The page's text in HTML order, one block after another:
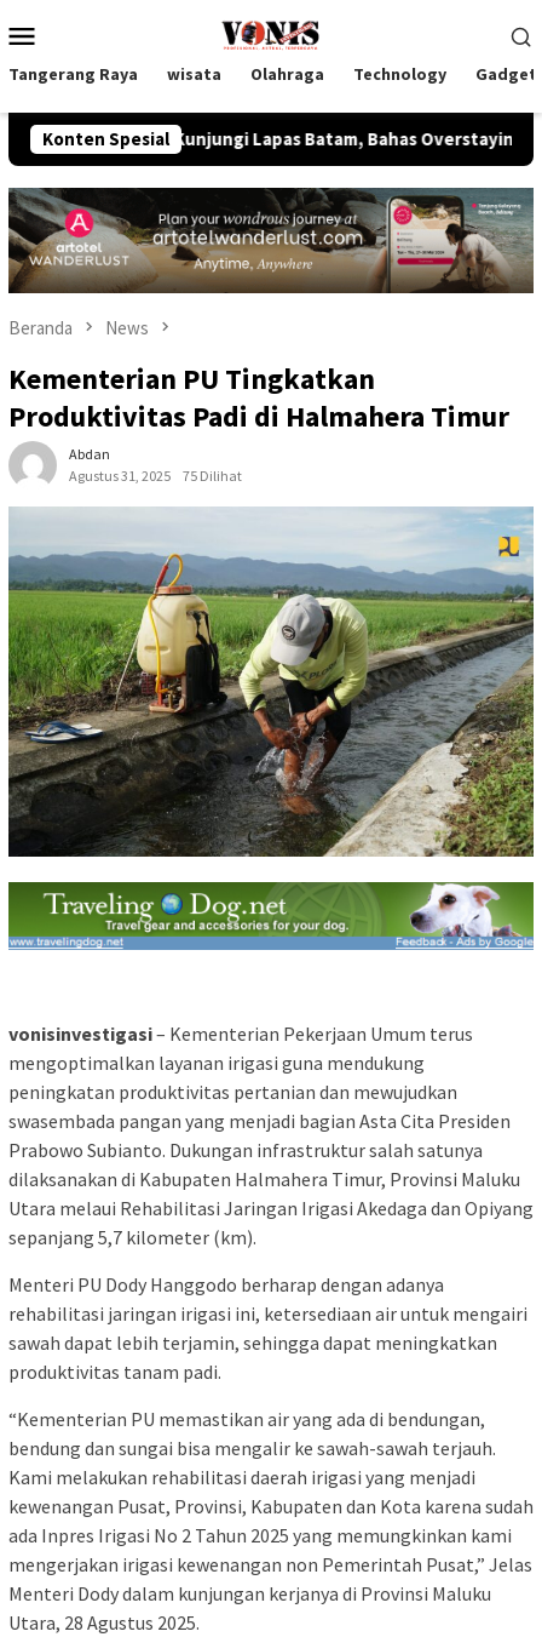
ke
Mobile
Tangerang Raya wisata Olahraga Technology
Konten Spesial
Kunjungi Lapas Batam, Bahas Overstaying dan KUHP
Beranda News
Kementerian PU Tingkatkan
Produktivitas Padi di Halmahera Timur
Abdan
Agustus 31, 2025
75 Dilihat
vonisinvestigasi– Kementerian Pekerjaan Umum terus
mengoptimalkan layanan irigasi guna mendukung
peningkatan produktivitas pertanian dan mewujudkan
swasembada pangan yang menjadi bagian Asta Cita Presiden
Prabowo Subianto. Dukungan infrastruktur salah satunya
dilaksanakan di Kabupaten Halmahera Timur, Provinsi Maluku
Utara melaui Rehabilitasi Jaringan Irigasi Akedaga dan Opiyang
sepanjang 5,7 kilometer (km).
Menteri PU Dody Hanggodo berharap dengan adanya
rehabilitasi jaringan irigasi ini, ketersediaan air untuk mengairi
sawah dapat lebih terjamin, sehingga dapat meningkatkan
produktivitas tanam padi.
“Kementerian PU memastikan air yang ada di bendungan,
bendung dan sungai bisa mengalir ke sawah-sawah terjauh.
Kami melakukan rehabilitasi daerah irigasi yang menjadi
kewenangan Pusat, Provinsi, Kabupaten dan Kota karena sudah
ada Inpres Irigasi No 2 Tahun 2025 yang memungkinkan kami
mengerjakan irigasi kewenangan non Pemerintah Pusat,” Jelas
Menteri Dody dalam kunjungan kerjanya di Provinsi Maluku
Utara, 28 Agustus 2025.